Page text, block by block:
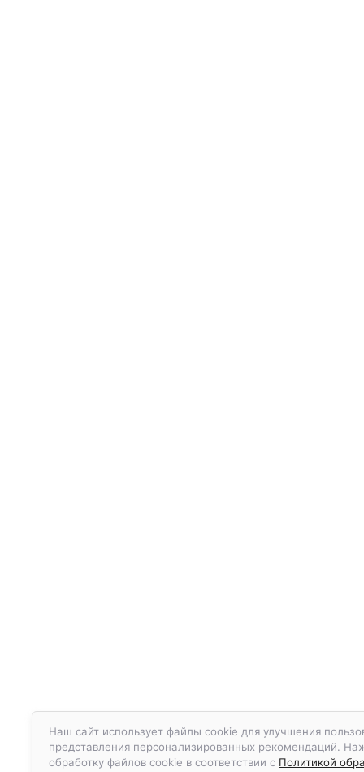
Наш сайт использует файлы cookie для улучшения
представления персонализированных рекомендаций.
обработку файлов cookie в соответствии с Политикой